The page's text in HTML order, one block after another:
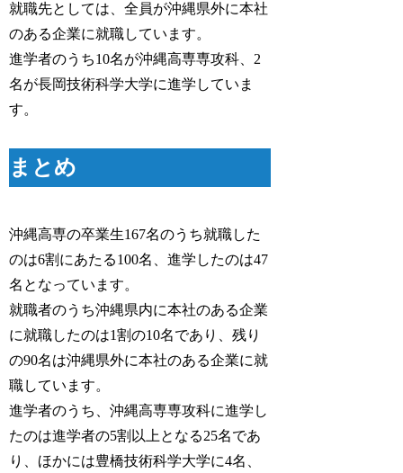
就職先としては、全員が沖縄県外に本社
のある企業に就職しています。
進学者のうち10名が沖縄高専専攻科、2
名が長岡技術科学大学に進学していま
す。
まとめ
沖縄高専の卒業生167名のうち就職した
のは6割にあたる100名、進学したのは47
名となっています。
就職者のうち沖縄県内に本社のある企業
に就職したのは1割の10名であり、残り
の90名は沖縄県外に本社のある企業に就
職しています。
進学者のうち、沖縄高専専攻科に進学し
たのは進学者の5割以上となる25名であ
り、ほかには豊橋技術科学大学に4名、